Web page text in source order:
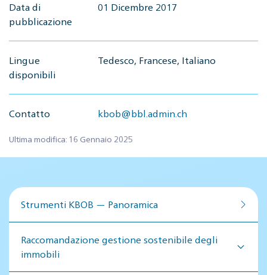
Data di
pubblicazione
01 Dicembre 2017
Lingue
disponibili
Tedesco, Francese, Italiano
Contatto kbob@bbl.admin.ch
Ultima modifica: 16 Gennaio 2025
Strumenti KBOB — Panoramica
Raccomandazione gestione sostenibile degli
immobili